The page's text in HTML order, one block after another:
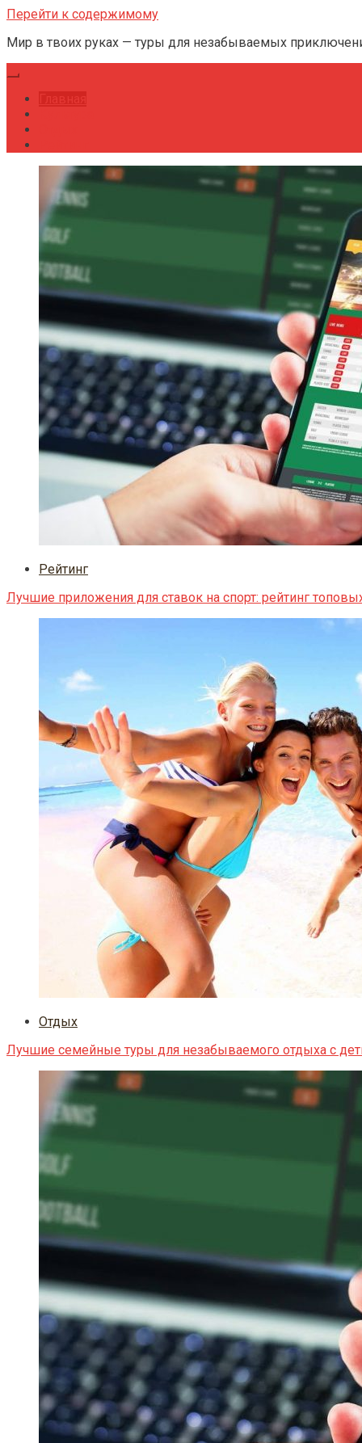
Перейти к содержимому
Мир в твоих руках — туры для незабываемых
Рейтинг
Лучшие приложения для ставок на спорт: рейтинг
Отдых
Лучшие семейные туры для незабываемого отдыха с